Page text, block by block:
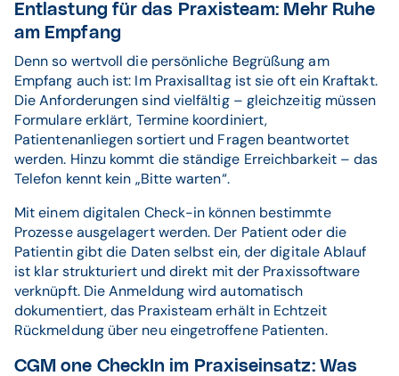
Entlastung für das Praxisteam: Mehr Ruhe
am Empfang
Denn so wertvoll die persönliche Begrüßung am
Empfang auch ist: Im Praxisalltag ist sie oft ein Kraftakt.
Die Anforderungen sind vielfältig – gleichzeitig müssen
Formulare erklärt, Termine koordiniert,
Patientenanliegen sortiert und Fragen beantwortet
werden. Hinzu kommt die ständige Erreichbarkeit – das
Telefon kennt kein „Bitte warten“.
Mit einem digitalen Check-in können bestimmte
Prozesse ausgelagert werden. Der Patient oder die
Patientin gibt die Daten selbst ein, der digitale Ablauf
ist klar strukturiert und direkt mit der Praxissoftware
verknüpft. Die Anmeldung wird automatisch
dokumentiert, das Praxisteam erhält in Echtzeit
Rückmeldung über neu eingetroffene Patienten.
CGM one CheckIn im Praxiseinsatz: Was